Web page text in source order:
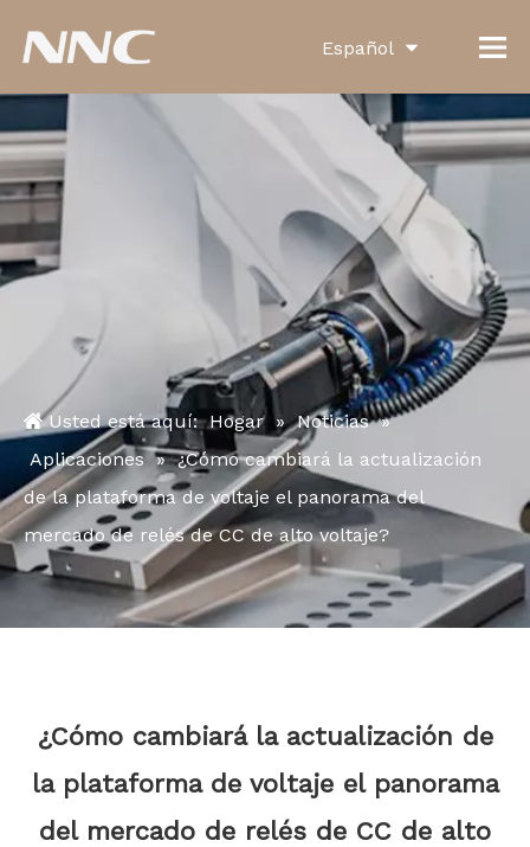
Español
English
Français
Pусский
Português
Deutsch
Italiano
한국어
Türk dili
Bahasa indonesia
Usted está aquí: Hogar » Noticias »
Aplicaciones » ¿Cómo cambiará la actualización
de la plataforma de voltaje el panorama del
mercado de relés de CC de alto voltaje?
¿Cómo cambiará la actualización de
la plataforma de voltaje el panorama
del mercado de relés de CC de alto